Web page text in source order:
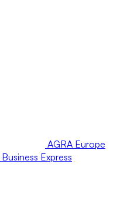
AGRA Europe
Business Express